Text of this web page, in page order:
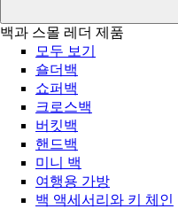
백과 스몰 레더 제품
모두 보기
숄더백
쇼퍼백
크로스백
버킷백
핸드백
미니 백
여행용 가방
백 액세서리와 키 체인